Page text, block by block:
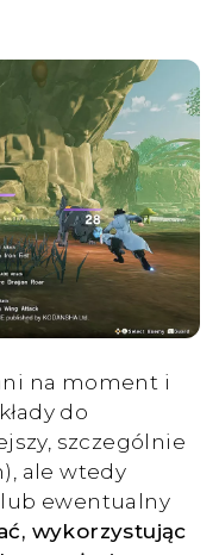
na moment i
do
szczególnie
ale wtedy
ewentualny
wykorzystując